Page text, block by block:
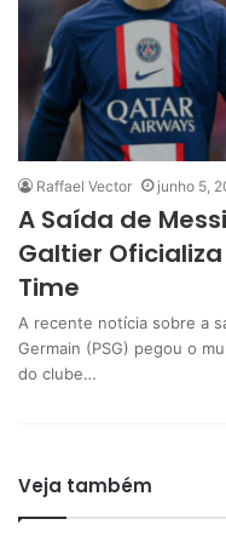
Raffael Vector junho 5,
A Saída de
Galtier
Time
A recente notícia sobre a
Germain (PSG) pegou o
do clube…
Veja também